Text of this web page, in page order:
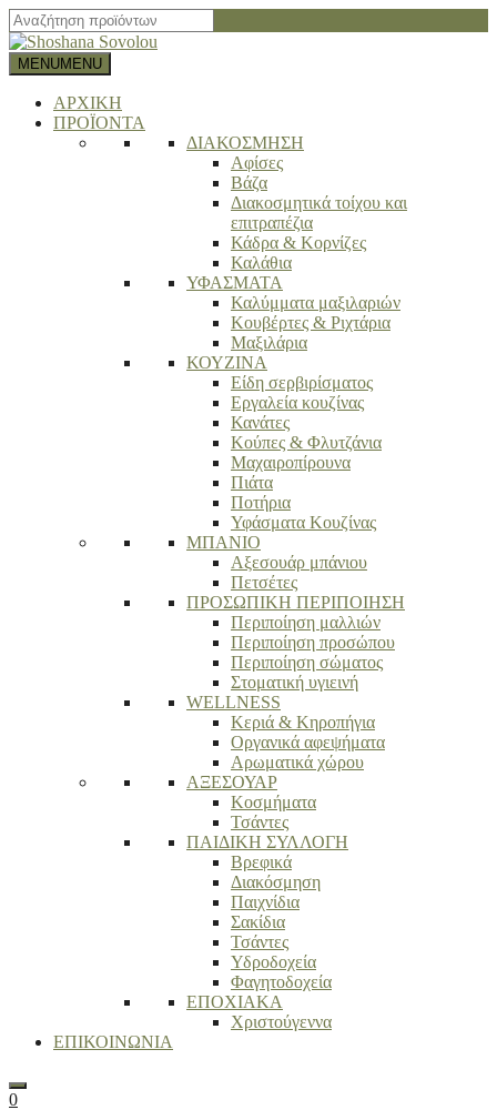
search
MENUMENU
ΑΡΧΙΚΗ
ΠΡΟΪΟΝΤΑ
ΔΙΑΚΟΣΜΗΣΗ
Αφίσες
Βάζα
Διακοσμητικά τοίχου και
επιτραπέζια
Κάδρα & Κορνίζες
Καλάθια
ΥΦΑΣΜΑΤΑ
Καλύμματα μαξιλαριών
Κουβέρτες & Ριχτάρια
Μαξιλάρια
ΚΟΥΖΙΝΑ
Είδη σερβιρίσματος
Εργαλεία κουζίνας
Κανάτες
Κούπες & Φλυτζάνια
Μαχαιροπίρουνα
Πιάτα
Ποτήρια
Υφάσματα Κουζίνας
ΜΠΑΝΙΟ
Αξεσουάρ μπάνιου
Πετσέτες
ΠΡΟΣΩΠΙΚΗ ΠΕΡΙΠΟΙΗΣΗ
Περιποίηση μαλλιών
Περιποίηση προσώπου
Περιποίηση σώματος
Στοματική υγιεινή
WELLNESS
Κεριά & Κηροπήγια
Οργανικά αφεψήματα
Αρωματικά χώρου
ΑΞΕΣΟΥΑΡ
Κοσμήματα
Τσάντες
ΠΑΙΔΙΚΗ ΣΥΛΛΟΓΗ
Βρεφικά
Διακόσμηση
Παιχνίδια
Σακίδια
Τσάντες
Υδροδοχεία
Φαγητοδοχεία
ΕΠΟΧΙΑΚΑ
Χριστούγεννα
ΕΠΙΚΟΙΝΩΝΙΑ
Search
0